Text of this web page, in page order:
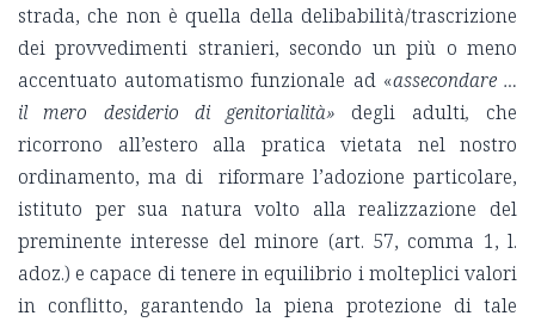
strada, che non è quella della delibabilità/trascrizione
dei provvedimenti stranieri, secondo un più o meno
accentuato automatismo funzionale ad «assecondare …
il mero desiderio di genitorialità» degli adulti, che
ricorrono all’estero alla pratica vietata nel nostro
ordinamento, ma di riformare l’adozione particolare,
istituto per sua natura volto alla realizzazione del
preminente interesse del minore (art. 57, comma 1, l.
adoz.) e capace di tenere in equilibrio i molteplici valori
in conflitto, garantendo la piena protezione di tale